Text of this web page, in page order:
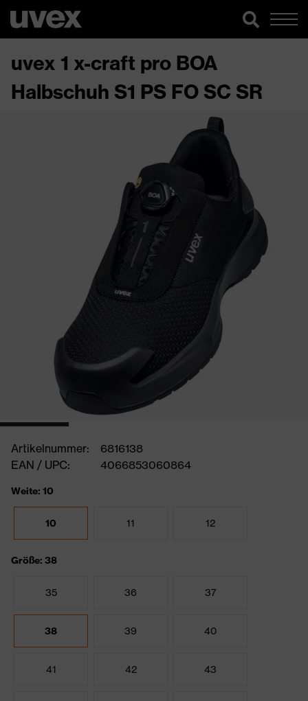
uvex 1 x-craft pro BOA
Halbschuh S1 PS FO SC SR
Artikelnummer:
6816138
EAN / UPC:
4066853060864
Weite: 10
10 11 12
Größe: 38
35 36 37
38 39 40
41 42 43